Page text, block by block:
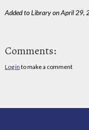
Added to Library on April 29,
Comments:
Log in to make a comment